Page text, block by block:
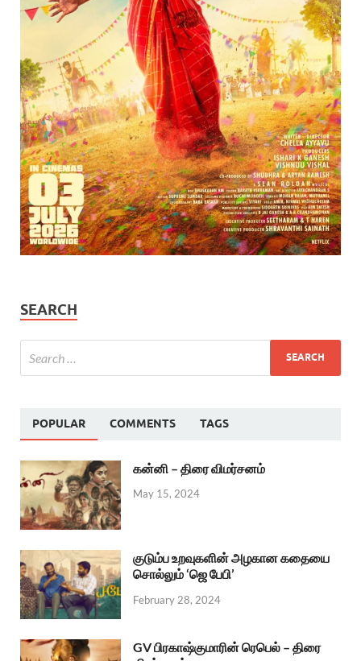
SEARCH
POPULAR COMMENTS TAGS
கன்னி – திரை விமர்சனம்
May 15, 2024
குடும்ப உறவுகளின் அழகான கதையை
சொல்லும் ‘ஜெ பேபி’
February 28, 2024
GV பிரகாஷ்குமாரின் ரெபெல் – திரை